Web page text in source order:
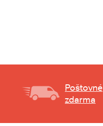
Poštovné
zdarma